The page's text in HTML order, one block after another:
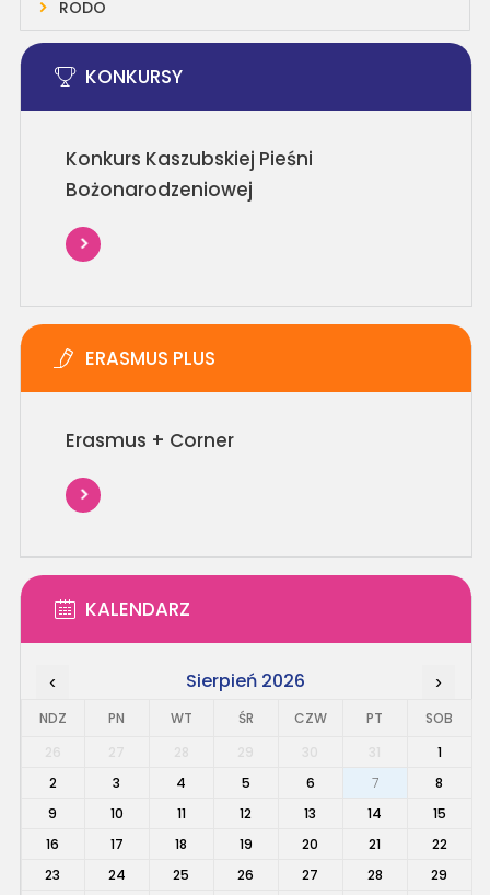
RODO
KONKURSY
Konkurs Kaszubskiej Pieśni
Bożonarodzeniowej
ERASMUS PLUS
Erasmus + Corner
KALENDARZ
‹ Sierpień 2026 ›
NDZ PN WT ŚR CZW PT
SOB
1
2
3 4 5 6 7
8
9
10 11 12 13 14
15
16
17 18 19 20 21
22
23
24 25 26 27 28
29